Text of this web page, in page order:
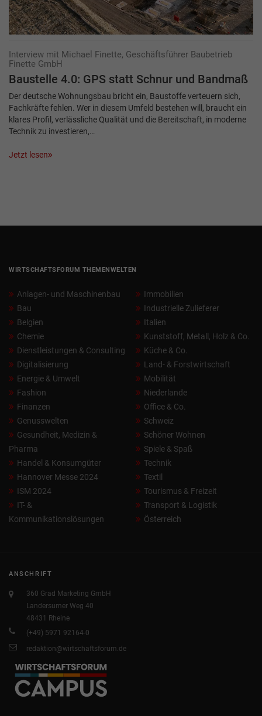
Interview mit Michael Finette, Geschäftsführer Baubetrieb
Finette GmbH
Baustelle 4.0: GPS statt Schnur und Bandmaß
Der deutsche Wohnungsbau bricht ein, Baustoffe verteuern sich,
Fachkräfte fehlen. Wer in diesem Umfeld bestehen will, braucht ein
klares Profil, verlässliche Qualität und die Bereitschaft, in moderne
Technik zu investieren,…
Jetzt lesen
WIRTSCHAFTSFORUM THEMENWELTEN
Anlagen- und Maschinenbau
Bau
Belgien
Chemie
Dienstleistungen & Consulting
Digitalisierung
Energie & Umwelt
Fashion
Finanzen
Genusswelten
Gesundheit, Medizin &
Pharma
Handel & Konsumgüter
Hannover Messe 2024
ISM 2024
IT- &
Kommunikationslösungen
Immobilien
Industrielle Zulieferer
Italien
Kunststoff, Metall, Holz & Co.
Küche & Co.
Land- & Forstwirtschaft
Mobilität
Niederlande
Office & Co.
Schweiz
Schöner Wohnen
Spiele & Spaß
Technik
Textil
Tourismus & Freizeit
Transport & Logistik
Österreich
ANSCHRIFT
360 Grad Marketing GmbH
Landersumer Weg 40
48431 Rheine
(+49) 5971 92164-0
redaktion@wirtschaftsforum.de